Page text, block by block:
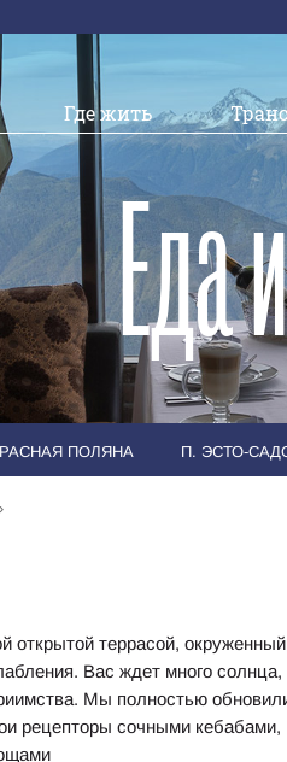
Где жить
Еда
ПОЛЯНА П. ЭСТО-
открытой террасой,
Вас ждет много солнца,
Мы полностью
рецепторы сочными